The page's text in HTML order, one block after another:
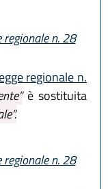
n. 28
regionale n.
è sostituita
n. 28